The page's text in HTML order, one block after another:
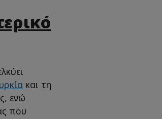
και τη
ενώ
που